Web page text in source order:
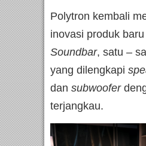
Polytron kembali
inovasi produk baru
Soundbar, satu –
yang dilengkapi
dan subwoofer
terjangkau.